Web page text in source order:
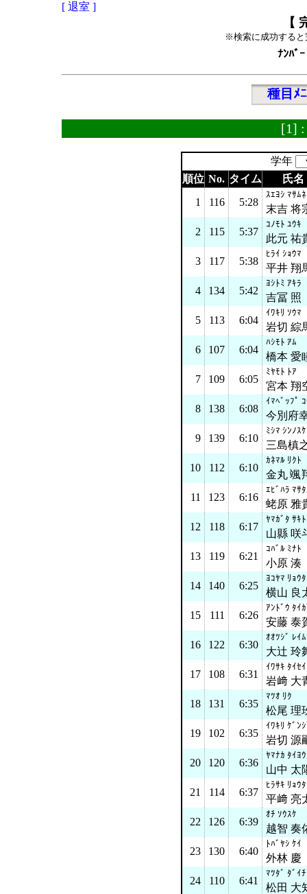
[ 退室 ]
【
※検索に成功すると
ﾅﾝﾊﾞｰ
種目ﾒ
[1]
学年
順位 No. タイム
氏名
1
116 5:28
ｽｴﾖｼ ﾏｻﾑﾈ
末吉 将
2
115 5:37
ｺﾉﾓﾄ ﾕｳｷ
此元 祐
3
117 5:38
ﾋﾗｲ ｼｮｳﾏ
平井 翔
4
134 5:42
ﾖｼﾄﾐ ｱｷﾗ
吉冨 照
5
113 6:04
ｲﾜｷﾘ ｿｳﾏ
岩切 綜
6
107 6:04
ﾊｼﾓﾄ ｱﾑ
橋本 愛
7
109 6:05
ﾐﾔﾓﾄ ﾄｱ
宮本 翔
8
138 6:08
ｲﾏﾍﾞｯﾌﾟ
今別府
9
139 6:10
ﾐｼﾏ ｼﾝﾉｽｹ
三島槙
10
112 6:10
ｶﾈﾏﾙ ﾘｸﾄ
金丸 颯
11
123 6:16
ｴﾋﾞﾊﾗ ﾏｻ
蛯原 雅
12
118 6:17
ﾔﾏｶﾞﾀ ｻｷﾄ
山縣 咲
13
119 6:21
ｺﾊﾞﾙ ﾐﾅﾄ
小原 湊
14
140 6:25
ﾖｺﾔﾏ ﾘｮｳﾀ
横山 良
15
111 6:26
ｱﾝﾄﾞｳ ﾀｲ
安藤 泰
16
122 6:30
ｵｵﾂｼﾞ ﾚｲﾑ
大辻 玲
17
108 6:31
ｲﾜｻｷ ﾀｲｾｲ
岩﨑 大
18
131 6:35
ﾏﾂｵ ﾘｸ
松尾 理
19
102 6:35
ｲﾜｷﾘ ｹﾞﾝ
岩切 源
20
120 6:36
ﾔﾏﾅｶ ﾀｲﾖｳ
山中 太
21
114 6:37
ﾋﾗｻｷ ﾘｮｳﾀ
平﨑 亮
22
126 6:39
ｵﾁ ｿｳｽｹ
越智 奏
23
130 6:40
ﾄﾊﾞﾔｼ ｹｲ
外林 慶
24
110 6:41
ﾏﾂﾀﾞ ﾀﾞｲﾁ
松田 大